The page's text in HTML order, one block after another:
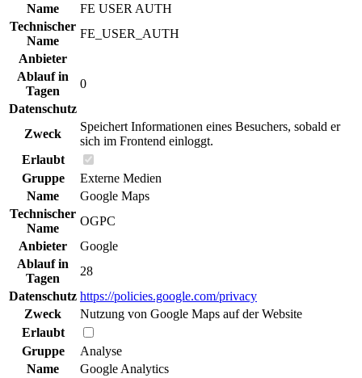
Name
FE USER AUTH
Technischer
Name
FE_USER_AUTH
Anbieter
Ablauf in
Tagen
0
Datenschutz
Zweck
Speichert Informationen eines Besuchers, sobald er
sich im Frontend einloggt.
Erlaubt
Gruppe
Externe Medien
Name
Google Maps
Technischer
Name
OGPC
Anbieter
Google
Ablauf in
Tagen
28
Datenschutz https://policies.google.com/privacy
Zweck
Nutzung von Google Maps auf der Website
Erlaubt
Gruppe
Analyse
Name
Google Analytics